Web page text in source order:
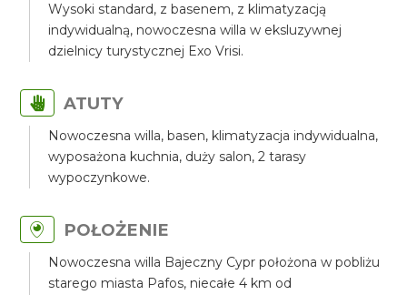
Wysoki standard, z basenem, z klimatyzacją
indywidualną, nowoczesna willa w eksluzywnej
dzielnicy turystycznej Exo Vrisi.
ATUTY
Nowoczesna willa, basen, klimatyzacja indywidualna,
wyposażona kuchnia, duży salon, 2 tarasy
wypoczynkowe.
POŁOŻENIE
Nowoczesna willa Bajeczny Cypr położona w pobliżu
starego miasta Pafos, niecałe 4 km od